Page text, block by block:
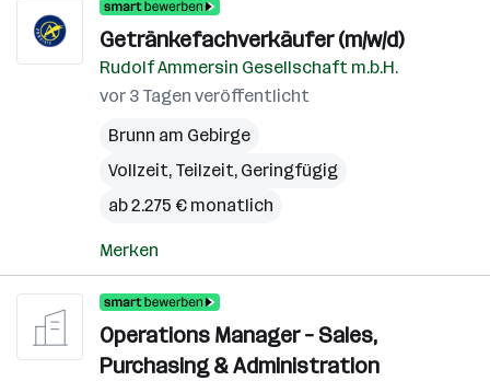
Getränkefachverkäufer (m/w/d)
Rudolf Ammersin Gesellschaft m.b.H.
vor 3 Tagen veröffentlicht
Brunn am Gebirge
Vollzeit, Teilzeit, Geringfügig
ab 2.275 € monatlich
Merken
Operations Manager – Sales,
Purchasing & Administration